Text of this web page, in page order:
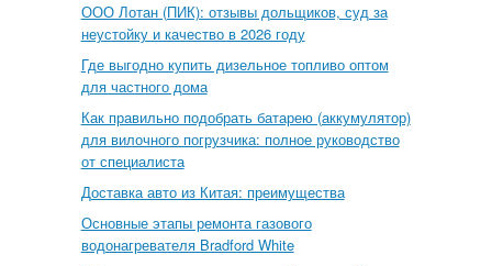
ООО Лотан (ПИК): отзывы дольщиков, суд за
неустойку и качество в 2026 году
Где выгодно купить дизельное топливо оптом
для частного дома
Как правильно подобрать батарею (аккумулятор)
для вилочного погрузчика: полное руководство
от специалиста
Доставка авто из Китая: преимущества
Основные этапы ремонта газового
водонагревателя Bradford White